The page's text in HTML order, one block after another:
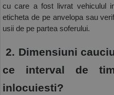
cu care a fost livrat vehiculul
eticheta de pe anvelopa sau
usii de pe partea soferului.
2. Dimensiuni
ce interval de
inlocuiesti?